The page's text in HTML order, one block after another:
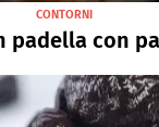
CONTORNI
padella con